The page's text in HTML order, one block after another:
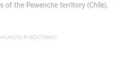
of the Pewenche territory (Chile).
PUBLICITARIO